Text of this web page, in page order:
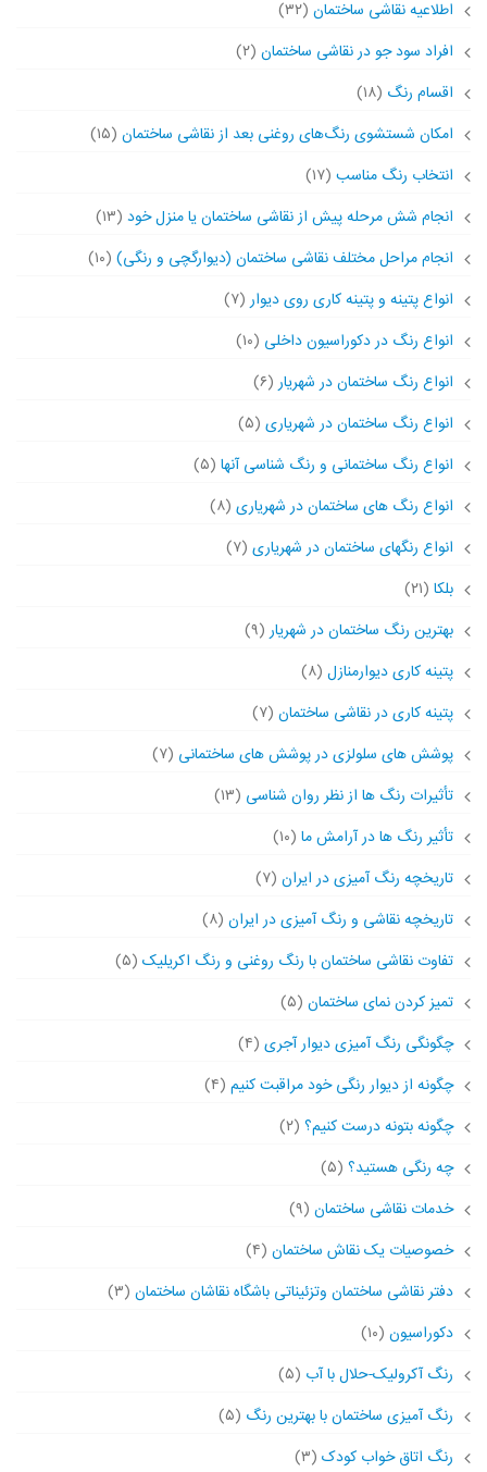
اطلاعیه نقاشی ساختمان (۳۲)
افراد سود جو در نقاشی ساختمان (۲)
اقسام رنگ (۱۸)
امکان شستشوی رنگ‌های روغنی بعد از نقاشی ساختمان (۱۵)
انتخاب رنگ مناسب (۱۷)
انجام شش مرحله پیش از نقاشی ساختمان یا منزل خود (۱۳)
انجام مراحل مختلف نقاشی ساختمان (دیوارگچی و رنگی) (۱۰)
انواع پتینه و پتینه کاری روی دیوار(۷)
انواع رنگ در دکوراسیون داخلی (۱۰)
انواع رنگ ساختمان در شهریار(۶)
انواع رنگ ساختمان در شهریاری (۵)
انواع رنگ ساختمانی و رنگ شناسی آنها (۵)
انواع رنگ های ساختمان در شهریاری (۸)
انواع رنگهای ساختمان در شهریاری (۷)
بلکا (۲۱)
بهترین رنگ ساختمان در شهریار(۹)
پتینه کاری دیوارمنازل (۸)
پتینه کاری در نقاشی ساختمان (۷)
پوشش های سلولزی در پوشش های ساختمانی (۷)
تأثیرات رنگ ها از نظر روان شناسی (۱۳)
تأثیر رنگ ها در آرامش ما (۱۰)
تاریخچه رنگ آمیزی در ایران (۷)
تاریخچه نقاشی و رنگ آمیزی در ایران (۸)
تفاوت نقاشی ساختمان با رنگ روغنی و رنگ اکریلیک (۵)
تمیز کردن نمای ساختمان (۵)
چگونگی رنگ آمیزی دیوار آجری (۴)
چگونه از دیوار رنگی خود مراقبت کنیم (۴)
چگونه بتونه درست کنیم؟ (۲)
چه رنگی هستید؟ (۵)
خدمات نقاشی ساختمان (۹)
خصوصیات یک نقاش ساختمان (۴)
دفتر نقاشی ساختمان وتزئیناتی باشگاه نقاشان ساختمان (۳)
دکوراسیون (۱۰)
رنگ آکرولیک-حلال با آب (۵)
رنگ آمیزی ساختمان با بهترین رنگ (۵)
رنگ اتاق خواب کودک (۳)